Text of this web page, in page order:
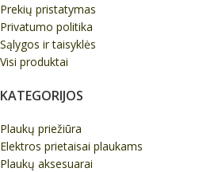
Prekių pristatymas
Privatumo politika
Sąlygos ir taisyklės
Visi produktai
KATEGORIJOS
Plaukų priežiūra
Elektros prietaisai plaukams
Plaukų aksesuarai